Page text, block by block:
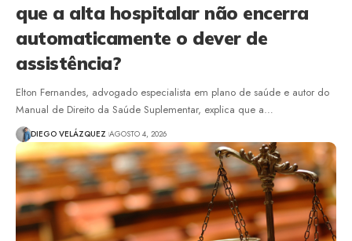
que a alta hospitalar não encerra
automaticamente o dever de
assistência?
Elton Fernandes, advogado especialista em plano de saúde e autor do
Manual de Direito da Saúde Suplementar, explica que a…
DIEGO VELÁZQUEZ AGOSTO 4, 2026